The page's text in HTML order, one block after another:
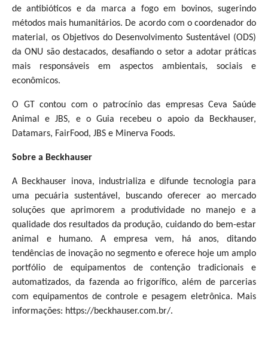
de antibióticos e da marca a fogo em bovinos, sugerindo
métodos mais humanitários. De acordo com o coordenador do
material, os Objetivos do Desenvolvimento Sustentável (ODS)
da ONU são destacados, desafiando o setor a adotar práticas
mais responsáveis em aspectos ambientais, sociais e
econômicos.
O GT contou com o patrocínio das empresas Ceva Saúde
Animal e JBS, e o Guia recebeu o apoio da Beckhauser,
Datamars, FairFood, JBS e Minerva Foods.
Sobre a Beckhauser
A Beckhauser inova, industrializa e difunde tecnologia para
uma pecuária sustentável, buscando oferecer ao mercado
soluções que aprimorem a produtividade no manejo e a
qualidade dos resultados da produção, cuidando do bem-estar
animal e humano. A empresa vem, há anos, ditando
tendências de inovação no segmento e oferece hoje um amplo
portfólio de equipamentos de contenção tradicionais e
automatizados, da fazenda ao frigorífico, além de parcerias
com equipamentos de controle e pesagem eletrônica. Mais
informações: https://beckhauser.com.br/.